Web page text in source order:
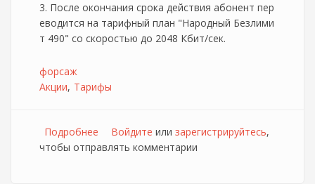
3. После окончания срока действия абонент пер
еводится на тарифный план "Народный Безлими
т 490" со скоростью до 2048 Кбит/сек.
форсаж
Акции Тарифы
Подробнее о Продление тарифа "Форсаж" [ЛКС]
Войдите или зарегистрируйтесь,
чтобы отправлять комментарии